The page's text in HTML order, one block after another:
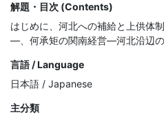
解題・目次 (Contents)
はじめに、河北への補給と上供体
—、何承矩の関南経営—河北沿辺
言語 / Language
日本語 / Japanese
主分類